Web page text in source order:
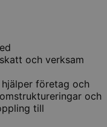
och verksam
företag och
och
till